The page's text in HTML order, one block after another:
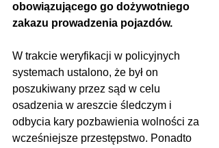
obowiązującego go dożywotniego
zakazu prowadzenia pojazdów.
W trakcie weryfikacji w policyjnych
systemach ustalono, że był on
poszukiwany przez sąd w celu
osadzenia w areszcie śledczym i
odbycia kary pozbawienia wolności za
wcześniejsze przestępstwo. Ponadto